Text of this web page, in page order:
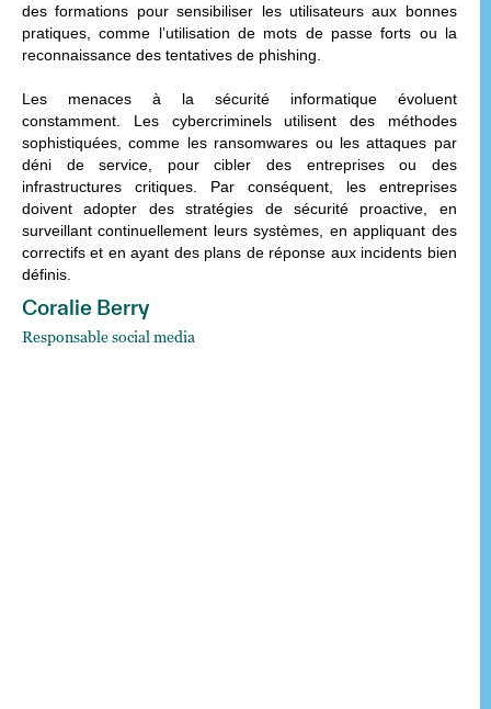
des formations pour sensibiliser les utilisateurs aux bonnes
pratiques, comme l’utilisation de mots de passe forts ou la
reconnaissance des tentatives de phishing.
Les menaces à la sécurité informatique évoluent
constamment. Les cybercriminels utilisent des méthodes
sophistiquées, comme les ransomwares ou les attaques par
déni de service, pour cibler des entreprises ou des
infrastructures critiques. Par conséquent, les entreprises
doivent adopter des stratégies de sécurité proactive, en
surveillant continuellement leurs systèmes, en appliquant des
correctifs et en ayant des plans de réponse aux incidents bien
définis.
Coralie Berry
Responsable social media